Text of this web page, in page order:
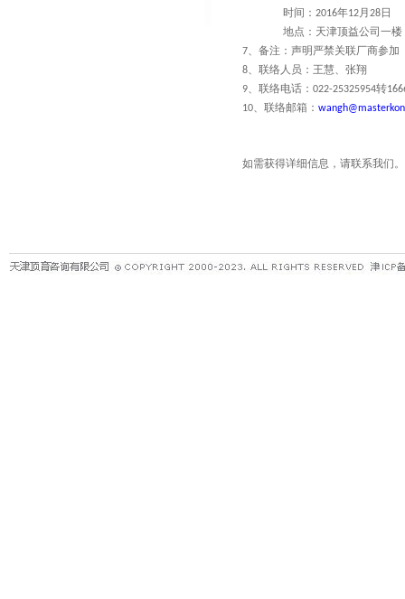
时间： 2016年12月 28日
地点：天津顶益公司一楼
7、备注：声明严禁关联厂商参加
8、联络人员：王慧、张翔
9、联络电话： 022-25325954转
10、联络邮箱：
如需获得详细信息，请联系我们。